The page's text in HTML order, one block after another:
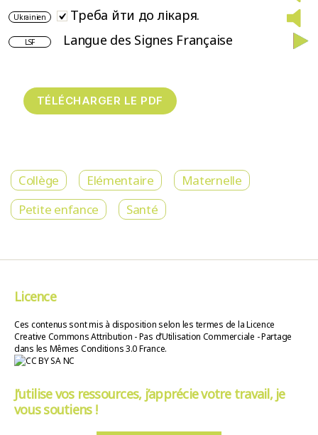
Ukrainien Треба йти до лікаря.
LSF Langue des Signes Française
Collège Elémentaire
Maternelle
Petite enfance
Santé
Licence
Ces contenus sont mis à disposition selon les termes de la Licence
Creative Commons Attribution - Pas d’Utilisation Commerciale - Partage
dans les Mêmes Conditions 3.0 France.
J’utilise vos ressources, j’apprécie votre travail, je
vous soutiens !